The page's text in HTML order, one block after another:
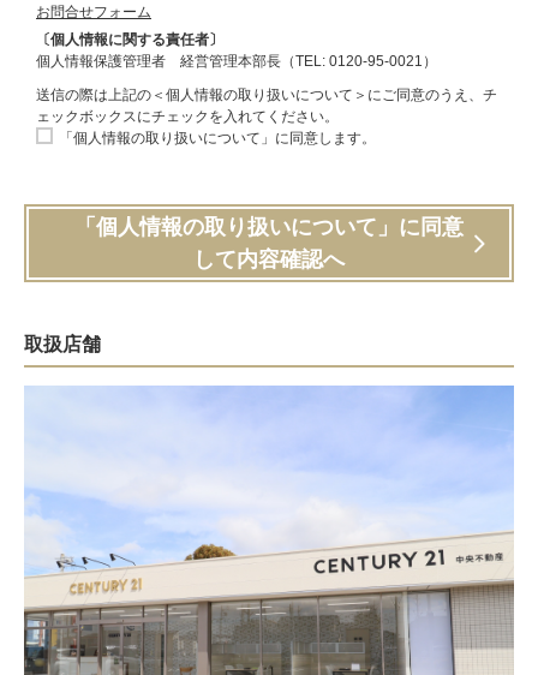
お問合せフォーム
〔個人情報に関する責任者〕
個人情報保護管理者 経営管理本部長（TEL: 0120-95-0021）
送信の際は上記の＜個人情報の取り扱いについて＞にご同意のうえ、チ
ェックボックスにチェックを入れてください。
「個人情報の取り扱いについて」に同意します。
「個人情報の取り扱いについて」に同意
して内容確認へ
取扱店舗